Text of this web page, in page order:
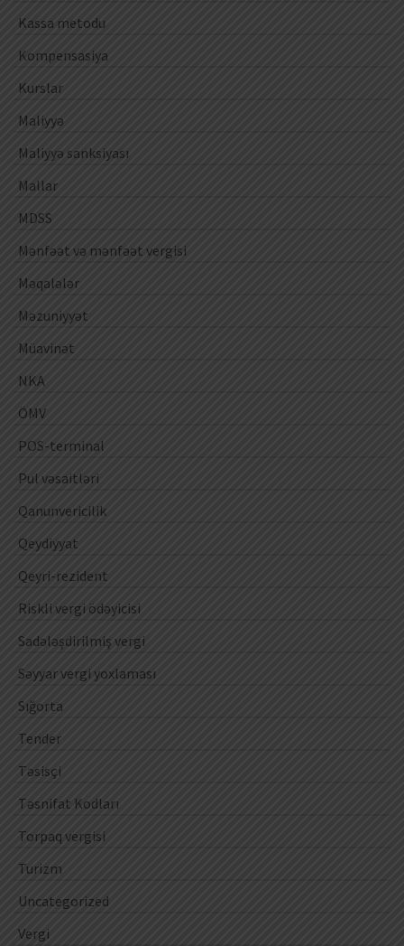
Kassa metodu
Kompensasiya
Kurslar
Maliyyə
Maliyyə sanksiyası
Mallar
MDSS
Mənfəət və mənfəət vergisi
Məqalələr
Məzuniyyət
Müavinət
NKA
ÖMV
POS-terminal
Pul vəsaitləri
Qanunvericilik
Qeydiyyat
Qeyri-rezident
Riskli vergi ödəyicisi
Sadələşdirilmiş vergi
Səyyar vergi yoxlaması
Sığorta
Tender
Təsisçi
Təsnifat Kodları
Torpaq vergisi
Turizm
Uncategorized
Vergi